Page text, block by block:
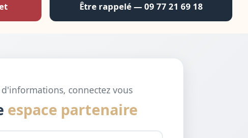
Être rappelé — 09 77 21 69 18
connectez vous
espace partenaire